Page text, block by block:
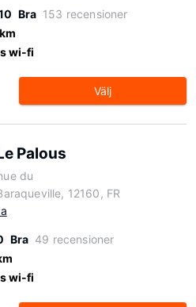
Bra 153 recensioner
wi-fi
Välj
Palous
du
12160, FR
Bra 49 recensioner
wi-fi